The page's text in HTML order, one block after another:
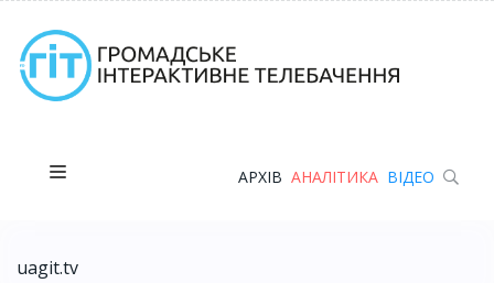
АРХІВ АНАЛІТИКА ВІДЕО
uagit.tv